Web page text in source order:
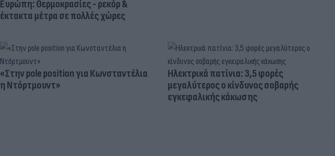
Ευρώπη: Θερμοκρασίες - ρεκόρ &
έκτακτα μέτρα σε πολλές χώρες
«Στην pole position για Κωνσταντέλια
η Ντόρτμουντ»
Ηλεκτρικά πατίνια: 3,5 φορές
μεγαλύτερος ο κίνδυνος σοβαρής
εγκεφαλικής κάκωσης